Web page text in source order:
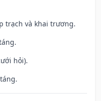
trạch và khai trương.
hỏi).